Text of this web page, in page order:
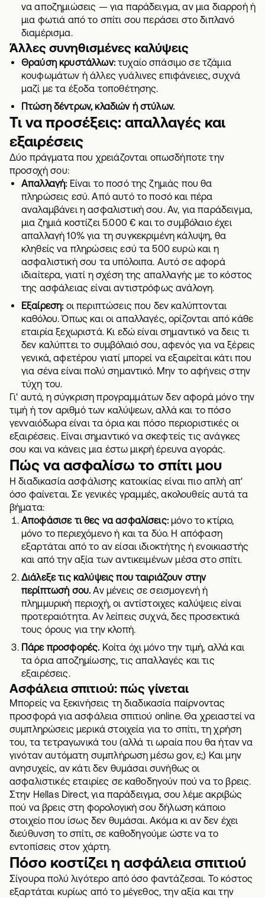
να αποζημιώσεις — για παράδειγμα, αν μια διαρροή ή
μια φωτιά από το σπίτι σου περάσει στο διπλανό
διαμέρισμα.
Άλλες συνηθισμένες καλύψεις
Θραύση κρυστάλλων:τυχαίο σπάσιμο σε τζάμια
κουφωμάτων ή άλλες γυάλινες επιφάνειες, συχνά
μαζί με τα έξοδα τοποθέτησης.
Πτώση δέντρων, κλαδιών ή στύλων.
Τι να προσέξεις: απαλλαγές και
εξαιρέσεις
Δύο πράγματα που χρειάζονται οπωσδήποτε την
προσοχή σου:
Απαλλαγή: Είναι το ποσό της ζημιάς που θα
πληρώσεις εσύ. Από αυτό το ποσό και πέρα
αναλαμβάνει η ασφαλιστική σου. Αν, για παράδειγμα,
μια ζημιά κοστίζει 5.000 € και το συμβόλαιο έχει
απαλλαγή 10% για τη συγκεκριμένη κάλυψη, θα
κληθείς να πληρώσεις εσύ τα 500 ευρώ και η
ασφαλιστική σου τα υπόλοιπα. Αυτό σε αφορά
ιδιαίτερα, γιατί η σχέση της απαλλαγής με το κόστος
της ασφάλειας είναι αντιστρόφως ανάλογη.
Εξαίρεση: οι περιπτώσεις που δεν καλύπτονται
καθόλου. Όπως και οι απαλλαγές, ορίζονται από κάθε
εταιρία ξεχωριστά. Κι εδώ είναι σημαντικό να δεις τι
δεν καλύπτει το συμβόλαιό σου, αφενός για να ξέρεις
γενικά, αφετέρου γιατί μπορεί να εξαιρείται κάτι που
για σένα είναι πολύ σημαντικό. Μην το αφήνεις στην
τύχη του.
Γι' αυτό, η σύγκριση προγραμμάτων δεν αφορά μόνο την
τιμή ή τον αριθμό των καλύψεων, αλλά και το πόσο
γενναιόδωρα είναι τα όρια και πόσο περιοριστικές οι
εξαιρέσεις. Είναι σημαντικό να σκεφτείς τις ανάγκες
σου και να κάνεις μια έστω μικρή έρευνα αγοράς.
Πώς να ασφαλίσω το σπίτι μου
Η διαδικασία ασφάλισης κατοικίας είναι πιο απλή απ'
όσο φαίνεται. Σε γενικές γραμμές, ακολουθείς αυτά τα
βήματα:
Αποφάσισε τι θες να ασφαλίσεις:μόνο το κτίριο,
μόνο το περιεχόμενο ή και τα δύο. Η απόφαση
εξαρτάται από το αν είσαι ιδιοκτήτης ή ενοικιαστής
και από την αξία των αντικειμένων μέσα στο σπίτι.
Διάλεξε τις καλύψεις που ταιριάζουν στην
περίπτωσή σου. Αν μένεις σε σεισμογενή ή
πλημμυρική περιοχή, οι αντίστοιχες καλύψεις είναι
προτεραιότητα. Αν λείπεις συχνά, δες προσεκτικά
τους όρους για την κλοπή.
Πάρε προσφορές. Κοίτα όχι μόνο την τιμή, αλλά και
τα όρια αποζημίωσης, τις απαλλαγές και τις
εξαιρέσεις.
Ασφάλεια σπιτιού: πώς γίνεται
Μπορείς να ξεκινήσεις τη διαδικασία παίρνοντας
προσφορά για ασφάλεια σπιτιού online. Θα χρειαστεί να
συμπληρώσεις μερικά στοιχεία για το σπίτι, τη χρήση
του, τα τετραγωνικά του (αλλά τι ωραία που θα ήταν να
γινόταν αυτόματη συμπλήρωση μέσω gov, ε;) Και μην
ανησυχείς, αν κάτι δεν θυμάσαι συνήθως οι
ασφαλιστικές εταιρίες σε καθοδηγούν πού να το βρεις.
Στην Hellas Direct, για παράδειγμα, σου λέμε ακριβώς
πού να βρεις στη φορολογική σου δήλωση κάποιο
στοιχείο που ίσως δεν θυμάσαι. Ακόμα κι αν δεν έχει
διεύθυνση το σπίτι, σε καθοδηγούμε ώστε να το
εντοπίσεις στον χάρτη.
Πόσο κοστίζει η ασφάλεια σπιτιού
Σίγουρα πολύ λιγότερο από όσο φαντάζεσαι. Το κόστος
εξαρτάται κυρίως από το μέγεθος, την αξία και την